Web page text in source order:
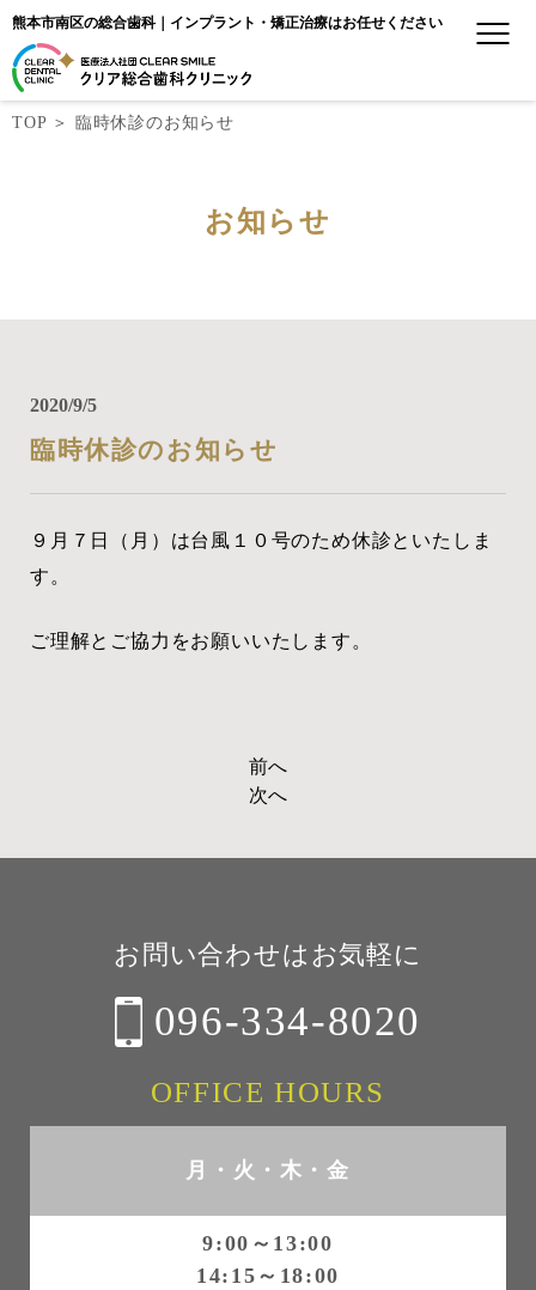
熊本市南区の総合歯科｜インプラント・矯正治療はお任せください
TOP＞ 臨時休診のお知らせ
お知らせ
2020/9/5
臨時休診のお知らせ
９月７日（月）は台風１０号のため休診といたしま
す。
ご理解とご協力をお願いいたします。
ナ
前へ
次へ
お問い合わせはお気軽に
096-334-8020
OFFICE HOURS
月・火・木・金
9:00～13:00
14:15～18:00